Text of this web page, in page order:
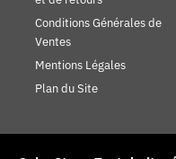
Conditions Générales de
Ventes
Mentions Légales
Plan du Site